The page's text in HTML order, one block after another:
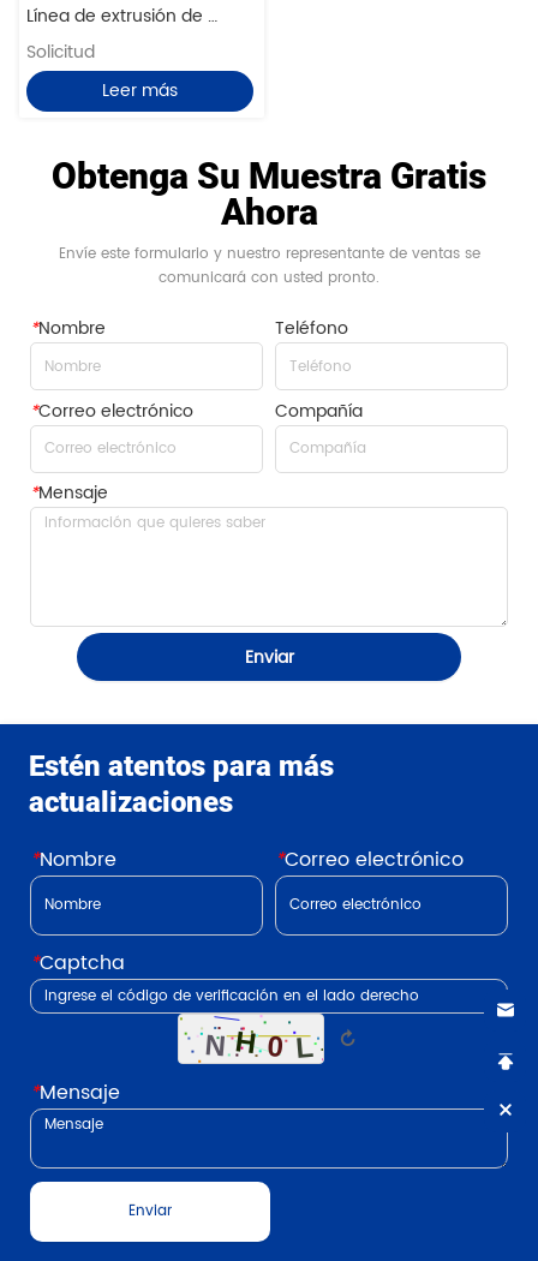
Línea de extrusión de
película TPO
Solicitud
Leer más
Obtenga Su Muestra Gratis
Ahora
Envíe este formulario y nuestro representante de ventas se
comunicará con usted pronto.
*Nombre Teléfono
*Correo electrónico Compañía
*Mensaje
Enviar
Estén atentos para más
actualizaciones
*Nombre *Correo electrónico
*Captcha
↻
*Mensaje
Enviar